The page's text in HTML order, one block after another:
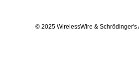
© 2025 WirelessWire & Schrödinger's